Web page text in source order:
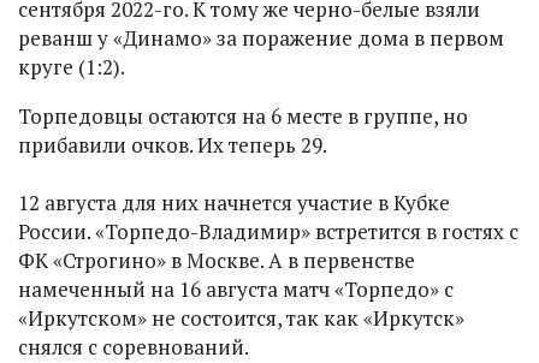
сентября 2022-го. К тому же черно-белые взяли
реванш у «Динамо» за поражение дома в первом
круге (1:2).
Торпедовцы остаются на 6 месте в группе, но
прибавили очков. Их теперь 29.
12 августа для них начнется участие в Кубке
России. «Торпедо-Владимир» встретится в гостях с
ФК «Строгино» в Москве. А в первенстве
намеченный на 16 августа матч «Торпедо» с
«Иркутском» не состоится, так как «Иркутск»
снялся с соревнований.